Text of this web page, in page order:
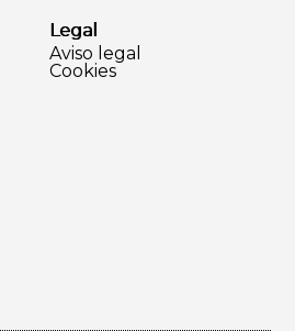
Legal
Aviso legal
Cookies